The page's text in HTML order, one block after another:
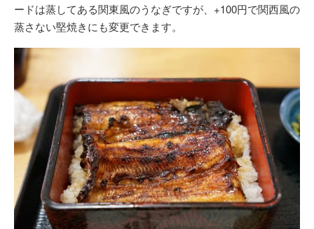
ードは蒸してある関東風のうなぎですが、+100円で関西風の
蒸さない堅焼きにも変更できます。